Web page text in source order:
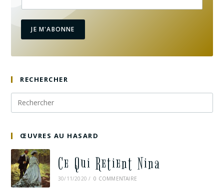
JE M'ABONNE
RECHERCHER
ŒUVRES AU HASARD
Ce Qui Retient Nina
30/11/2020 / 0 COMMENTAIRE